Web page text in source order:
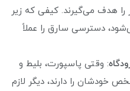
را هدف می‌گیرند. کیفی که زیر
دسترسی سارق را عملاً
: وقتی پاسپورت، بلیط و
خودشان را دارند، دیگر لازم